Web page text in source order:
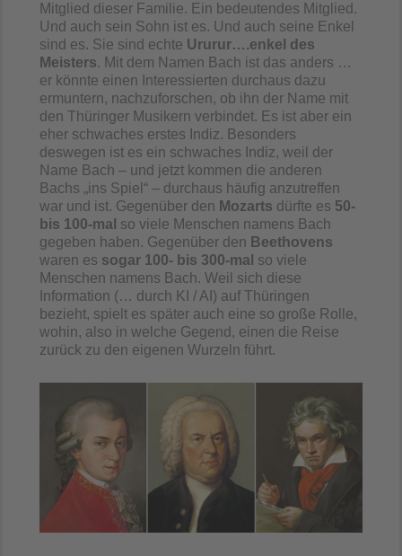
Mitglied dieser Familie. Ein bedeutendes Mitglied.
Und auch sein Sohn ist es. Und auch seine Enkel
sind es. Sie sind echte Ururur….enkel des
Meisters. Mit dem Namen Bach ist das anders …
er könnte einen Interessierten durchaus dazu
ermuntern, nachzuforschen, ob ihn der Name mit
den Thüringer Musikern verbindet. Es ist aber ein
eher schwaches erstes Indiz. Besonders
deswegen ist es ein schwaches Indiz, weil der
Name Bach – und jetzt kommen die anderen
Bachs „ins Spiel“ – durchaus häufig anzutreffen
war und ist. Gegenüber den Mozarts dürfte es 50-
bis 100-mal so viele Menschen namens Bach
gegeben haben. Gegenüber den Beethovens
waren es sogar 100- bis 300-mal so viele
Menschen namens Bach. Weil sich diese
Information (… durch KI / AI) auf Thüringen
bezieht, spielt es später auch eine so große Rolle,
wohin, also in welche Gegend, einen die Reise
zurück zu den eigenen Wurzeln führt.